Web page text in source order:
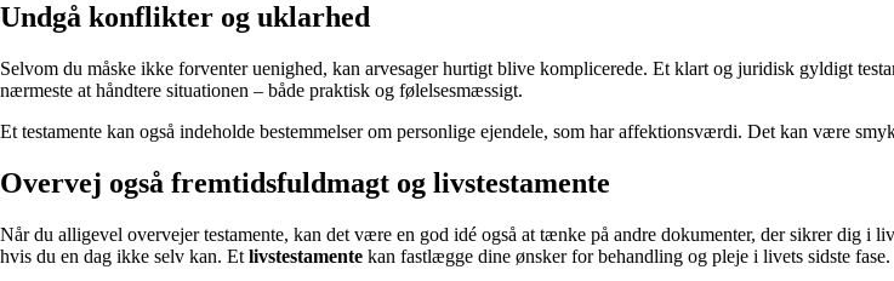
Undgå konflikter og uklarhed
Selvom du måske ikke forventer uenighed, kan arvesager hurtigt blive komplicerede. Et klart og juridisk gyldigt
nærmeste at håndtere situationen – både praktisk og følelsesmæssigt.
Et testamente kan også indeholde bestemmelser om personlige ejendele, som har affektionsværdi. Det kan være
Overvej også fremtidsfuldmagt og livstestamente
Når du alligevel overvejer testamente, kan det være en god idé også at tænke på andre dokumenter, der sikrer dig i
hvis du en dag ikke selv kan. Et livstestamente kan fastlægge dine ønsker for behandling og pleje i livets sidste fase.